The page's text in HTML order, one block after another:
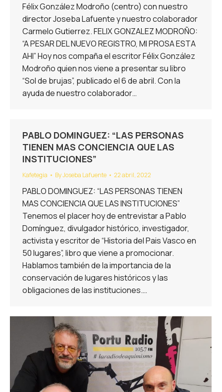
Félix González Modroño (centro) con nuestro
director Joseba Lafuente y nuestro colaborador
Carmelo Gutierrez. FELIX GONZALEZ MODROÑO:
“A PESAR DEL NUEVO REGISTRO, MI PROSA ESTA
AHI” Hoy nos compaña el escritor Félix González
Modroño quien nos viene a presentar su libro
“Sol de brujas”, publicado el 6 de abril. Con la
ayuda de nuestro colaborador…
PABLO DOMINGUEZ: “LAS PERSONAS
TIENEN MAS CONCIENCIA QUE LAS
INSTITUCIONES”
Kafetegia ByJoseba Lafuente 22 abril, 2022
PABLO DOMINGUEZ: “LAS PERSONAS TIENEN
MAS CONCIENCIA QUE LAS INSTITUCIONES”
Tenemos el placer hoy de entrevistar a Pablo
Domínguez, divulgador histórico, investigador,
activista y escritor de “Historia del Pais Vasco en
50 lugares”, libro que viene a promocionar.
Hablamos también de la importancia de la
conservación de lugares históricos y las
obligaciones de las instituciones.…